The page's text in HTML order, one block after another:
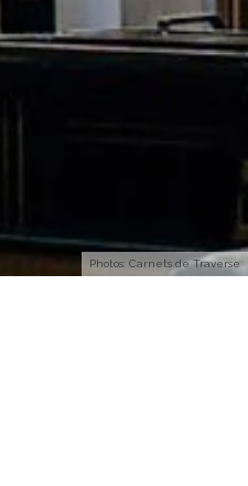
Photos: Carnets de Traverse